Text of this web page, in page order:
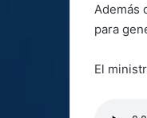
Además
para
El